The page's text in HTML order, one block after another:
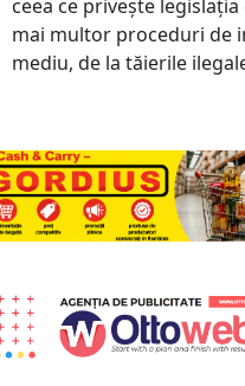
ceea ce privește
mai multor proceduri de
mediu, de la tăierile